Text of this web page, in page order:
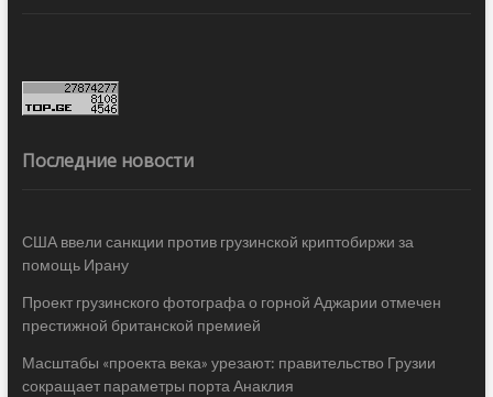
Последние новости
США ввели санкции против грузинской криптобиржи за
помощь Ирану
Проект грузинского фотографа о горной Аджарии отмечен
престижной британской премией
Масштабы «проекта века» урезают: правительство Грузии
сокращает параметры порта Анаклия